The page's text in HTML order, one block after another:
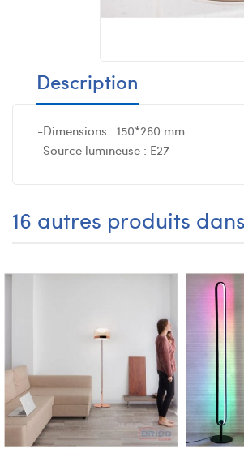
Description
-Dimensions : 150*260 mm
-Source lumineuse : E27
16 autres produits